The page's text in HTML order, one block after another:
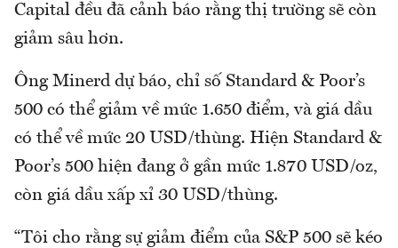
Capital đều đã cảnh báo rằng thị trường sẽ còn
giảm sâu hơn.
Ông Minerd dự báo, chỉ số Standard & Poor’s
500 có thể giảm về mức 1.650 điểm, và giá dầu
có thể về mức 20 USD/thùng. Hiện Standard &
Poor’s 500 hiện đang ở gần mức 1.870 USD/oz,
còn giá dầu xấp xỉ 30 USD/thùng.
“Tôi cho rằng sự giảm điểm của S&P 500 sẽ kéo